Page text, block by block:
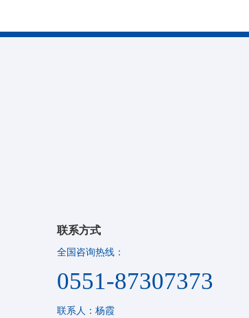
联系方式
全国咨询热线：
0551-87307373
联系人：杨霞